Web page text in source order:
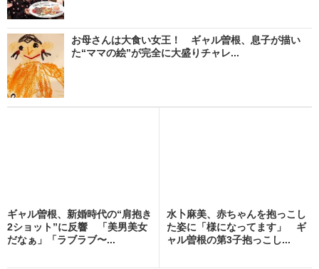
お母さんは大食い女王！ ギャル曽根、息子が描い
た“ママの絵”が完全に大盛りチャレ...
ギャル曽根、新婚時代の“肩抱き
2ショット”に反響 「美男美女
だなぁ」「ラブラブ〜...
水卜麻美、赤ちゃんを抱っこし
た姿に「様になってます」 ギ
ャル曽根の第3子抱っこし...